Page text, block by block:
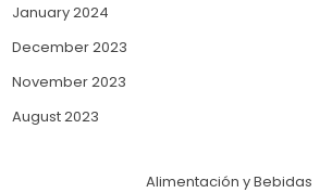
January 2024
December 2023
November 2023
August 2023
Alimentación y Bebidas